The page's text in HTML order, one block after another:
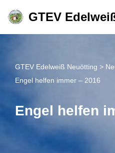
GTEV
GTEV Edelweiß Neuötting >
Engel helfen immer – 2016
Engel helfen